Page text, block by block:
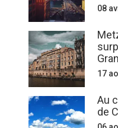
08
17
Au
de